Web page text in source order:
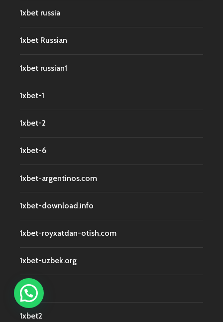
1xbet russia
1xbet Russian
1xbet russian1
1xbet-1
1xbet-2
1xbet-6
1xbet-argentinos.com
1xbet-download.info
1xbet-royxatdan-otish.com
1xbet-uzbek.org
1xbet1
1xbet2